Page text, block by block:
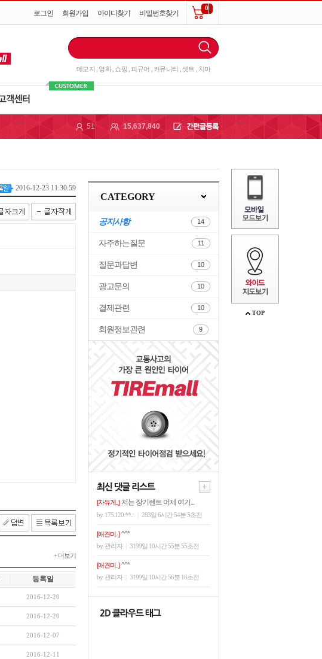
TOP
로그인 회원가입 아이디찾기 비밀번호찾기
0
메모지 영화, 쇼핑 피규어 커뮤니티 셋트 치마
51 15,637,840
2016-12-23 11:30:59
+ 더보기
등록일
2016-12-20
2016-12-20
2016-12-07
2016-12-11
CATEGORY
공지사항 14
자주하는질문 11
질문과답변 10
광고문의 10
결제관련 10
회원정보관련 9
[자유게..] 저는 장기렌트 어제 여기...
by. 175.120.**... 283일 6시간 54분 5초전
[애견미..] ^^*
by. 관리자 3199일 10시간 55분 55초전
[애견미..] ^^*
by. 관리자 3199일 10시간 56분 16초전